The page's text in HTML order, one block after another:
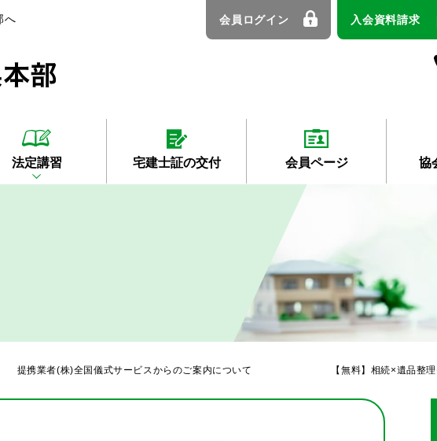
へ 会員ログイン 入会資料請求
法定講習 宅建士証の交付 会員ページ 協
ービスからのご案内について 【無料】相続×遺品整理セミ